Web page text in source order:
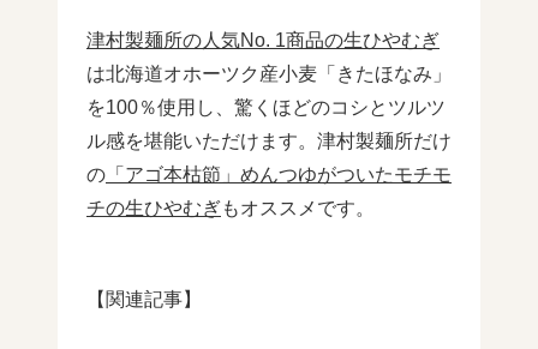
津村製麺所の人気No. 1商品の生ひやむぎ
は北海道オホーツク産小麦「きたほなみ」
を100％使用し、驚くほどのコシとツルツ
ル感を堪能いただけます。津村製麺所だけ
の 「アゴ本枯節」めんつゆがついたモチモ
チの生ひやむぎもオススメです。
【関連記事】